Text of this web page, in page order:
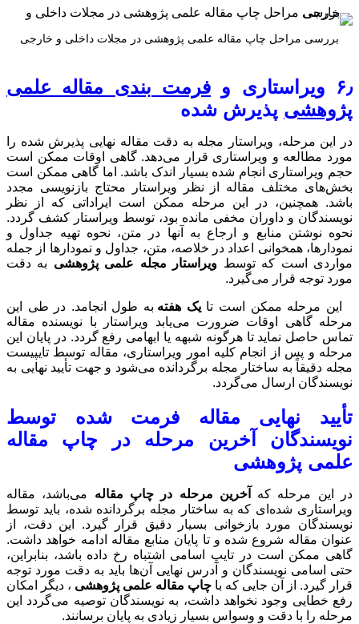
در مجلات داخلی و خارجی
مقاله علمی
نهایی پذیرش شده را
گاهی اوقات ممکن است
باشد. اما گاهی ممکن است
محتاج بازنویسی مجدد
ایراداتی که از نظر
توسط ویراستار کشف گردد.
متن، نحوه تهیه جداول و
جداول و نمودارها از جمله
علمی پژوهشی به دقت
طول انجامد. در طی این
با نویسنده مقاله
رفع گردد. در پایان این
مقاله توسط تایپیست
و جهت تأیید نهایی به
شده توسط
در چاپ مقاله
مقالهمی‌باشد، مقاله
شده، باید توسط
قرار گیرد. این دقت، از
مقاله ادامه خواهد داشت.
داده باشد، بنابراین،
باید به دقت مورد توجه
پژوهشی
، دیگر امکان
توصیه می‌گردد این
پایان برسانند.